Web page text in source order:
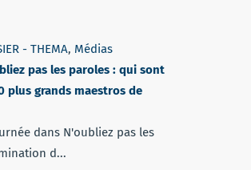
- THEMA, Médias
pas les paroles : qui sont
plus grands maestros de
dans N'oubliez pas les
d...